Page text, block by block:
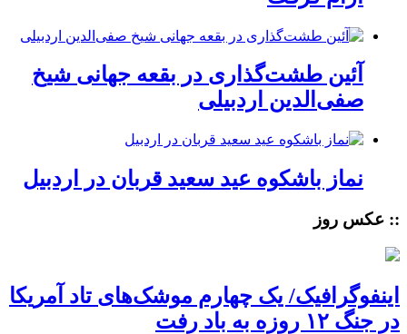
آئین طشت‌گذاری در بقعه جهانی شیخ
صفی‌الدین اردبیلی
نماز باشکوه عید سعید قربان در اردبیل
:: عکس روز
اینفوگرافیک/ یک چهارم موشک‌های تاد آمریکا
در جنگ ۱۲ روزه به باد رفت